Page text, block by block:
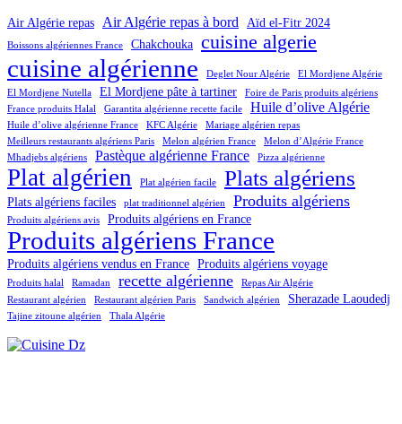
Air Algérie repas Air Algérie repas à bord Aïd el-Fitr 2024
Boissons algériennes France Chakchouka cuisine algerie
cuisine algérienne Deglet Nour Algérie
El Mordjene Algérie
El Mordjene Nutella
El Mordjene pâte à tartiner
Foire de Paris produits algériens
France produits Halal
Garantita algérienne recette facile Huile d’olive Algérie
Huile d’olive algérienne France KFC Algérie
Mariage algérien repas
Meilleurs restaurants algériens Paris
Melon algérien France
Melon d’Algérie France
Mhadjebs algériens
Pastèque algérienne France Pizza algérienne
Plat algérien Plat algérien facile Plats algériens
Plats algériens faciles plat traditionnel algérien Produits algériens
Produits algériens avis Produits algériens en France
Produits algériens France
Produits algériens vendus en France Produits algériens voyage
Produits halal Ramadan recette algérienne
Repas Air Algérie
Restaurant algérien
Restaurant algérien Paris Sandwich algérien Sherazade Laoudedj
Tajine zitoune algérien Thala Algérie